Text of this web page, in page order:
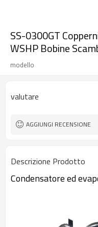
SS-0300GT
WSHP Bobine
modello
valutare
AGGIUNGI RECENSIONE
Descrizione Prodotto
Condensatore ed